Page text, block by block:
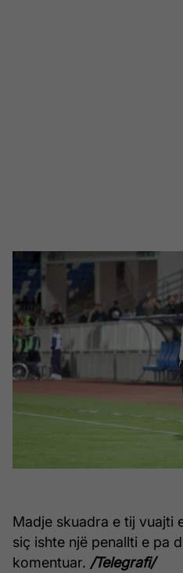
Madje skuadra e tij vuajti
siç ishte një penallti e pa
komentuar. /Telegrafi/